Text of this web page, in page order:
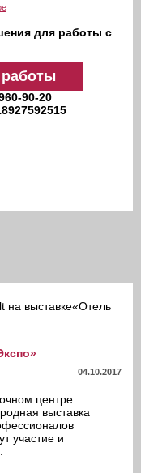
для работы с
90-20
на выставке«Отель
04.10.2017
центре
выставка
участие и